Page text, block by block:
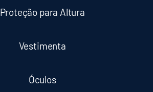
Proteção para Altura
Vestimenta
Óculos